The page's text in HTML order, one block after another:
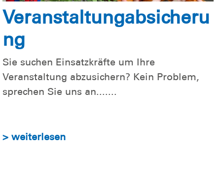
Veranstaltungabsicheru
ng
Sie suchen Einsatzkräfte um Ihre
Veranstaltung abzusichern? Kein Problem,
sprechen Sie uns an.......
> weiterlesen